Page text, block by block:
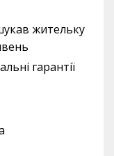
жительку
гарантії